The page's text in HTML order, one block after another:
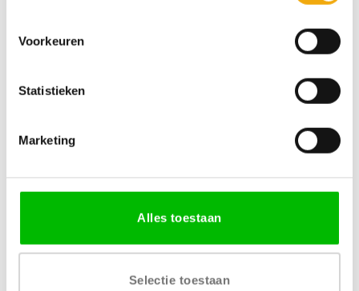
Voorkeuren
Statistieken
Marketing
Alles toestaan
Selectie toestaan
MDF
dagen*